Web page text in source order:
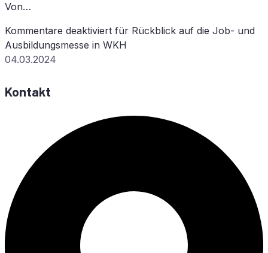
Von…
Kommentare deaktiviert für Rück­blick auf die Job- und
Aus­bil­dungs­mes­se in WKH
04.03.2024
Kontakt